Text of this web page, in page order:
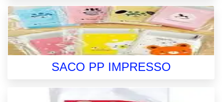
SACO PP IMPRESSO